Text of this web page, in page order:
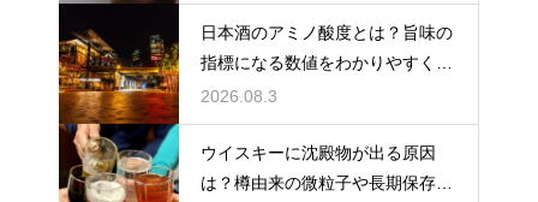
日本酒のアミノ酸度とは？旨味の
指標になる数値をわかりやすく解
説
2026.08.3
ウイスキーに沈殿物が出る原因
は？樽由来の微粒子や長期保存で